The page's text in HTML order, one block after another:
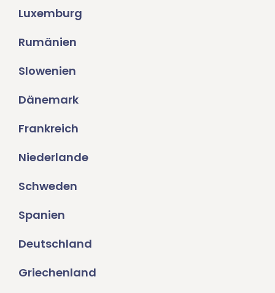
Luxemburg
Rumänien
Slowenien
Dänemark
Frankreich
Niederlande
Schweden
Spanien
Deutschland
Griechenland